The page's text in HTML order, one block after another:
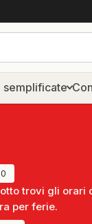
semplificate
trovi gli orari
per ferie.